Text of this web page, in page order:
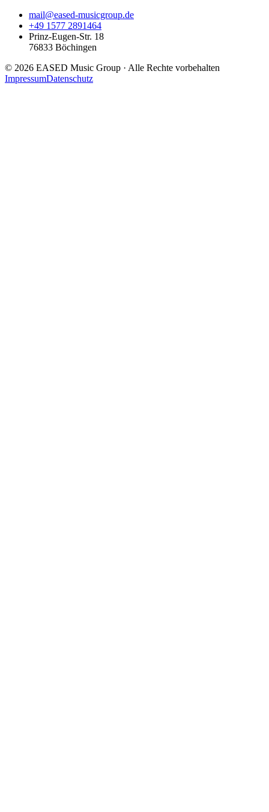
mail@eased-musicgroup.de
+49 1577 2891464
Prinz-Eugen-Str. 18
76833 Böchingen
© 2026 EASED Music Group · Alle Rechte vorbehalten
ImpressumDatenschutz